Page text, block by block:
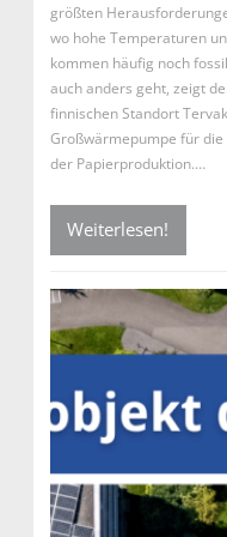
größten
wo hohe Temperaturen
kommen häufig noch
auch anders geht, zeigt
finnischen Standort
Großwärmepumpe für
der Papierproduktion.…
Weiterlesen!